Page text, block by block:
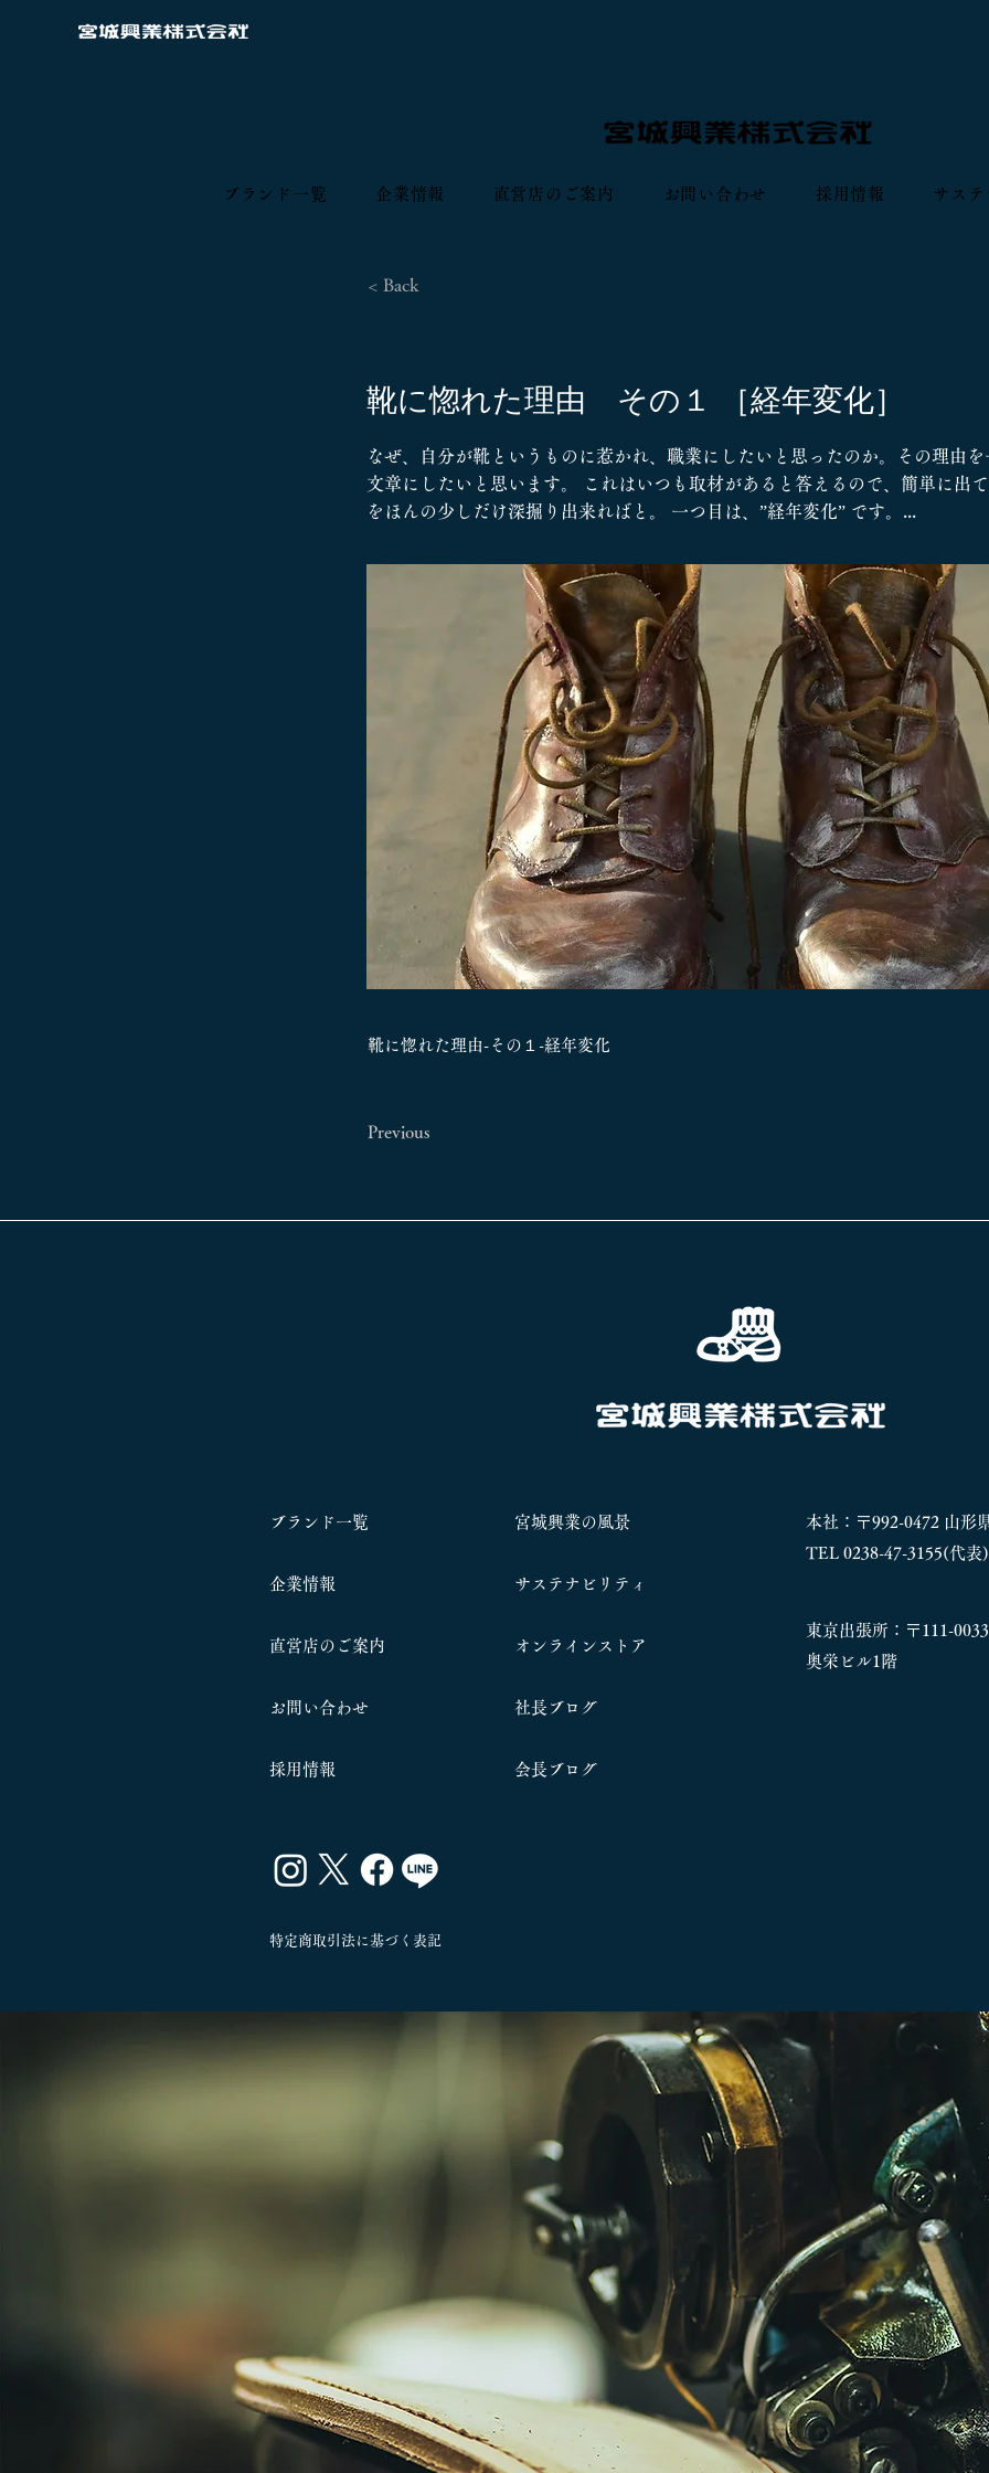
ブランド一覧 企業情報 直営店のご案内 お問い合わせ 採用情報 サス
< Back
靴に惚れた理由 その１ ［経年変化］
なぜ、自分が靴というものに惹かれ、職業にしたいと思ったのか。その理由
文章にしたいと思います。 これはいつも取材があると答えるので、簡単に出
をほんの少しだけ深掘り出来ればと。 一つ目は、”経年変化” です。...
靴に惚れた理由-その１-経年変化
Previous
ブランド一覧
企業情報
​直営店のご案内
お問い合わせ
​採用情報
宮城興業の風景
サステナビリティ
オンラインストア
社長ブログ
​会長ブログ
本社：〒992-0472 山形
TEL 0238-47-3155(代表)
東京出張所：〒111-
奥栄ビル1階
特定商取引法に基づく表記